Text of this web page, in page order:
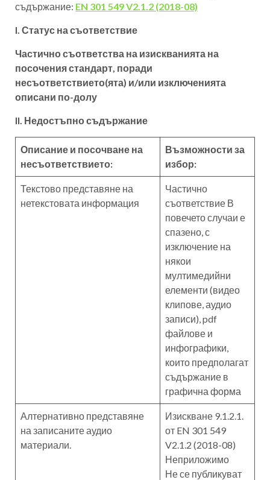
съдържание: EN 301 549 V2.1.2 (2018-08)
I. Статус на съответствие
Частично съответства на изискванията на
посочения стандарт, поради
несъответствието(ята) и/или изключенията
описани по-долу
II. Недостъпно съдържание
Описание и посочване на
несъответствието:
Възможности за
избор:
Текстово представяне на
нетекстовата информация
Частично
съответствие В
повечето случаи е
спазено, с
изключение на
някои
мултимедийни
елементи (видео
клипове, аудио
записи), pdf
файлове и
инфографики,
които предполагат
съдържание в
графична форма
Алтернативно представяне
на записаните аудио
материали.
Изискване 9.1.2.1.
от EN 301 549
V2.1.2 (2018-08)
Неприложимо
Не се публикуват